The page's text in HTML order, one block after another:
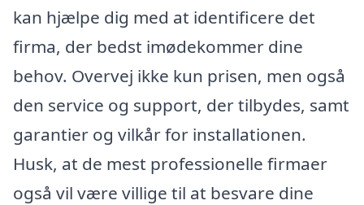
kan hjælpe dig med at identificere det
firma, der bedst imødekommer dine
behov. Overvej ikke kun prisen, men også
den service og support, der tilbydes, samt
garantier og vilkår for installationen.
Husk, at de mest professionelle firmaer
også vil være villige til at besvare dine